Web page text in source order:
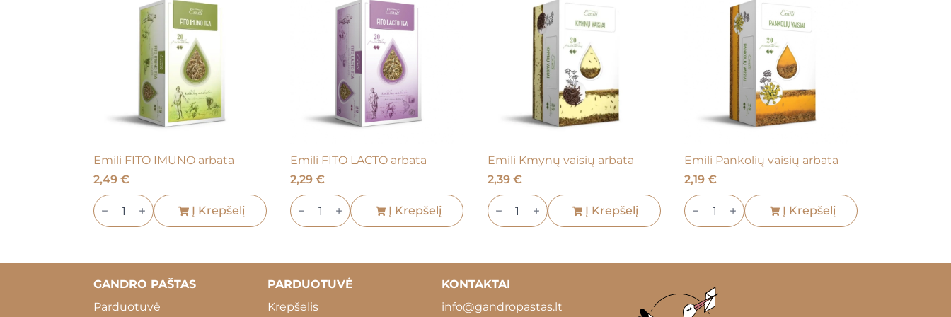
Emili FITO IMUNO arbata
2,49 €
produkto
kiekis:
Emili
Į Krepšelį
Emili FITO LACTO arbata
2,29€
produkto
kiekis:
Emili
Į Krepšelį
Emili Kmynų vaisių arbata
2,39 €
produkto
kiekis:
Emili
Į Krepšelį
Emili Pankolių vaisių arbata
2,19€
produkto
kiekis:
Emili
Į Krepšelį
GANDRO PAŠTAS
Parduotuvė
PARDUOTUVĖ
Krepšelis
KONTAKTAI
info@gandropastas.lt